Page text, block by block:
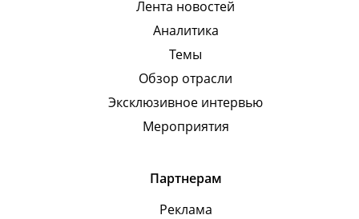
Лента новостей
Аналитика
Темы
Обзор отрасли
Эксклюзивное интервью
Мероприятия
Партнерам
Реклама